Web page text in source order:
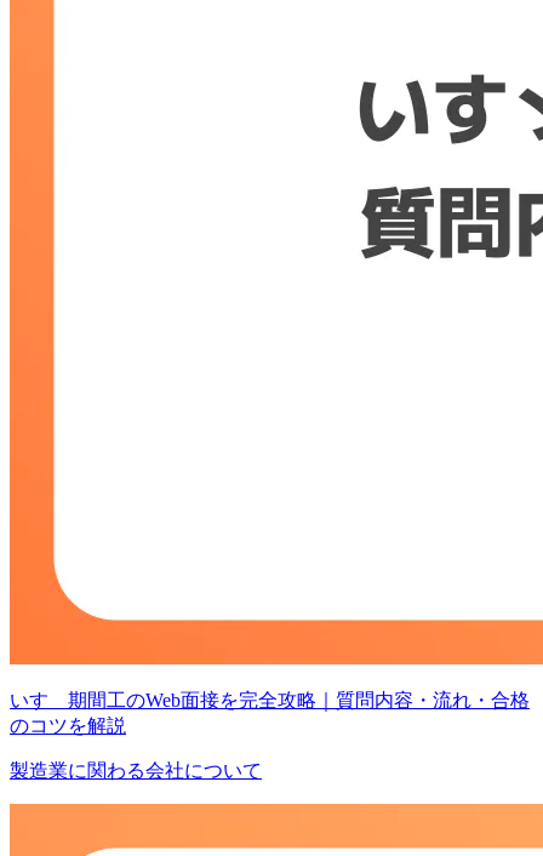
いすゞ期間工のWeb面接を完全攻略｜質問内容・流れ・合格
のコツを解説
製造業に関わる会社について